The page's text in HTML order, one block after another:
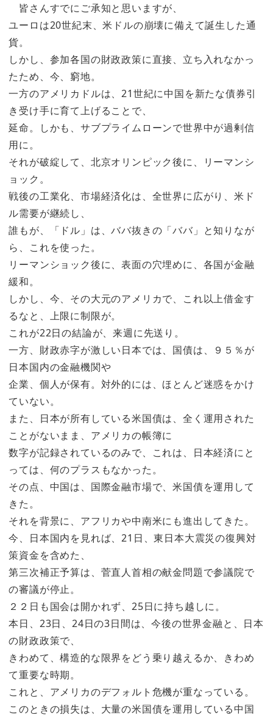
皆さんすでにご承知と思いますが、
ユーロは20世紀末、米ドルの崩壊に備えて誕生した通
貨。
しかし、参加各国の財政政策に直接、立ち入れなかっ
たため、今、窮地。
一方のアメリカドルは、21世紀に中国を新たな債券引
き受け手に育て上げることで、
延命。しかも、サブプライムローンで世界中が過剰信
用に。
それが破綻して、北京オリンピック後に、リーマンシ
ョック。
戦後の工業化、市場経済化は、全世界に広がり、米ド
ル需要が継続し、
誰もが、「ドル」は、ババ抜きの「ババ」と知りなが
ら、これを使った。
リーマンショック後に、表面の穴埋めに、各国が金融
緩和。
しかし、今、その大元のアメリカで、これ以上借金す
るなと、上限に制限が。
これが22日の結論が、来週に先送り。
一方、財政赤字が激しい日本では、国債は、９５％が
日本国内の金融機関や
企業、個人が保有。対外的には、ほとんど迷惑をかけ
ていない。
また、日本が所有している米国債は、全く運用された
ことがないまま、アメリカの帳簿に
数字が記録されているのみで、これは、日本経済にと
っては、何のプラスもなかった。
その点、中国は、国際金融市場で、米国債を運用して
きた。
それを背景に、アフリカや中南米にも進出してきた。
今、日本国内を見れば、21日、東日本大震災の復興対
策資金を含めた、
第三次補正予算は、菅直人首相の献金問題で参議院で
の審議が停止。
２２日も国会は開かれず、25日に持ち越しに。
本日、23日、24日の3日間は、今後の世界金融と、日本
の財政政策で、
きわめて、構造的な限界をどう乗り越えるか、きわめ
て重要な時期。
これと、アメリカのデフォルト危機が重なっている。
このときの損失は、大量の米国債を運用している中国